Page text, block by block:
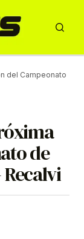
del Campeonato
de